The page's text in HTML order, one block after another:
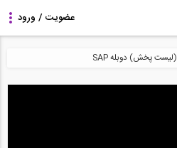
(لیست پخش) دوبله SAP